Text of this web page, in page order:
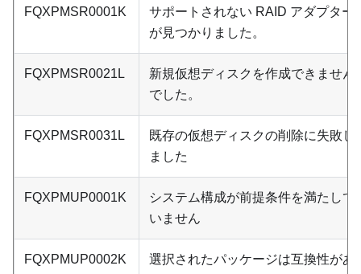
FQXPMSR0001K
サポートされない RAID アダプター
が見つかりました。
FQXPMSR0021L
新規仮想ディスクを作成できません
でした。
FQXPMSR0031L
既存の仮想ディスクの削除に失敗し
ました
FQXPMUP0001K
システム構成が前提条件を満たして
いません
FQXPMUP0002K
選択されたパッケージは互換性があ